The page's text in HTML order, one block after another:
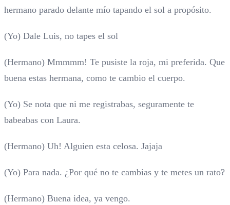
hermano parado delante mío tapando el sol a propósito.
(Yo) Dale Luis, no tapes el sol
(Hermano) Mmmmm! Te pusiste la roja, mi preferida. Que
buena estas hermana, como te cambio el cuerpo.
(Yo) Se nota que ni me registrabas, seguramente te
babeabas con Laura.
(Hermano) Uh! Alguien esta celosa. Jajaja
(Yo) Para nada. ¿Por qué no te cambias y te metes un rato?
(Hermano) Buena idea, ya vengo.